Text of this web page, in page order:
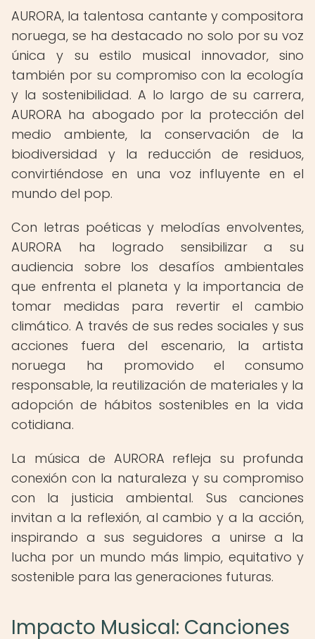
AURORA, la talentosa cantante y compositora
noruega, se ha destacado no solo por su voz
única y su estilo musical innovador, sino
también por su compromiso con la ecología
y la sostenibilidad. A lo largo de su carrera,
AURORA ha abogado por la protección del
medio ambiente, la conservación de la
biodiversidad y la reducción de residuos,
convirtiéndose en una voz influyente en el
mundo del pop.
Con letras poéticas y melodías envolventes,
AURORA ha logrado sensibilizar a su
audiencia sobre los desafíos ambientales
que enfrenta el planeta y la importancia de
tomar medidas para revertir el cambio
climático. A través de sus redes sociales y sus
acciones fuera del escenario, la artista
noruega ha promovido el consumo
responsable, la reutilización de materiales y la
adopción de hábitos sostenibles en la vida
cotidiana.
La música de AURORA refleja su profunda
conexión con la naturaleza y su compromiso
con la justicia ambiental. Sus canciones
invitan a la reflexión, al cambio y a la acción,
inspirando a sus seguidores a unirse a la
lucha por un mundo más limpio, equitativo y
sostenible para las generaciones futuras.
Impacto Musical: Canciones